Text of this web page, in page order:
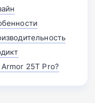
25T Pro?